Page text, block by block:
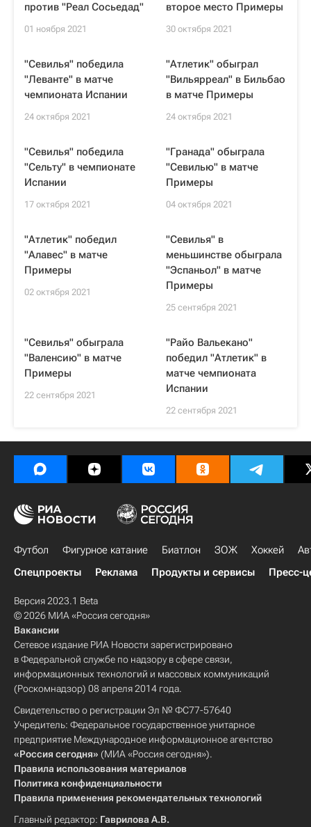
против "Реал Сосьедад"
01 ноября 2021
второе место Примеры
30 октября 2021
"Севилья" победила
"Леванте" в матче
чемпионата Испании
24 октября 2021
"Атлетик" обыграл
"Вильярреал" в Бильбао
в матче Примеры
24 октября 2021
"Севилья" победила
"Сельту" в чемпионате
Испании
17 октября 2021
"Гранада" обыграла
"Севилью" в матче
Примеры
04 октября 2021
"Атлетик" победил
"Алавес" в матче
Примеры
02 октября 2021
"Севилья" в
меньшинстве обыграла
"Эспаньол" в матче
Примеры
25 сентября 2021
"Севилья" обыграла
"Валенсию" в матче
Примеры
22 сентября 2021
"Райо Вальекано"
победил "Атлетик" в
матче чемпионата
Испании
22 сентября 2021
Футбол Фигурное катание Биатлон ЗОЖ Хоккей
Спецпроекты
Реклама Продукты и сервисы Пресс-
Версия 2023.1 Beta
© 2026 МИА «Россия сегодня»
Вакансии
Сетевое издание РИА Новости зарегистрировано
в Федеральной службе по надзору в сфере связи,
информационных технологий и массовых коммуникаций
(Роскомнадзор) 08 апреля 2014 года.
Свидетельство о регистрации Эл № ФС77-57640
Учредитель: Федеральное государственное унитарное
предприятие Международное информационное агентство
«Россия сегодня» (МИА «Россия сегодня»).
Правила использования материалов
Политика конфиденциальности
Правила применения рекомендательных технологий
Главный редактор: Гаврилова А.В.